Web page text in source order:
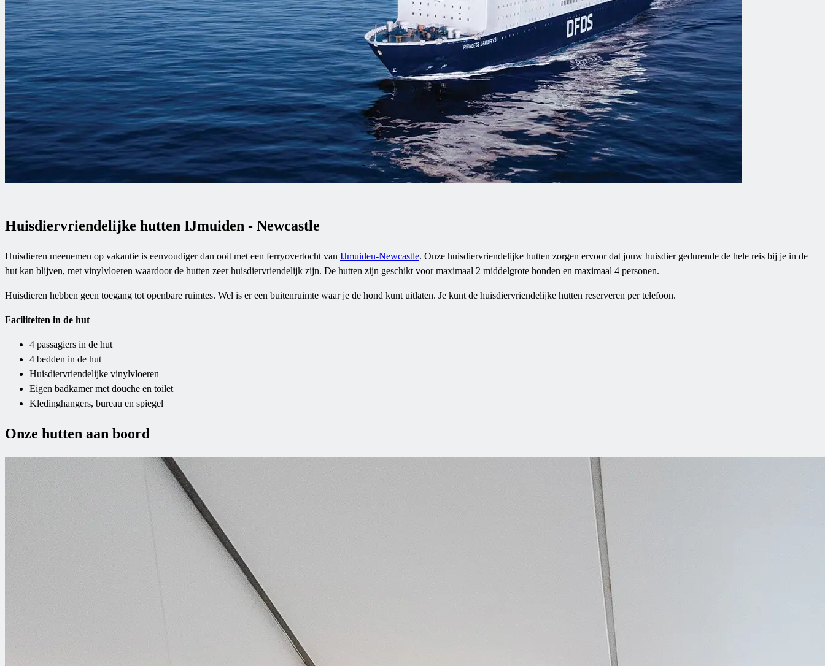
Huisdiervriendelijke hutten IJmuiden - Newcastle
Huisdieren meenemen op vakantie is eenvoudiger dan ooit met een ferryovertocht van IJmuiden-Newcastle. Onze huisdiervriendelijke hutten zorgen ervoor dat jouw huisdier gedurende de hele reis bij je in de
hut kan blijven, met vinylvloeren waardoor de hutten zeer huisdiervriendelijk zijn. De hutten zijn geschikt voor maximaal 2 middelgrote honden en maximaal 4 personen.
Huisdieren hebben geen toegang tot openbare ruimtes. Wel is er een buitenruimte waar je de hond kunt uitlaten. Je kunt de huisdiervriendelijke hutten reserveren per telefoon.
Faciliteiten in de hut
4 passagiers in de hut
4 bedden in de hut
Huisdiervriendelijke vinylvloeren
Eigen badkamer met douche en toilet
Kledinghangers, bureau en spiegel
Onze hutten aan boord